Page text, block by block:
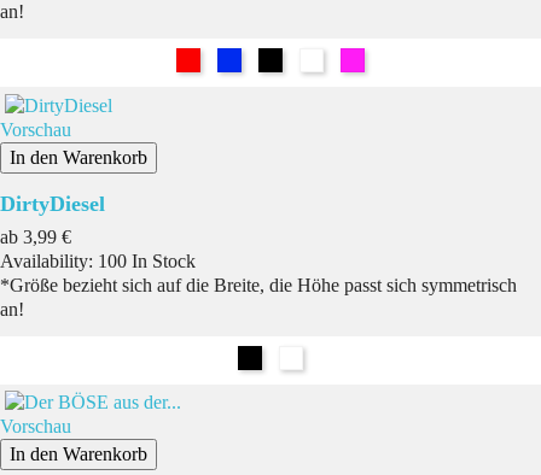
an!
Vorschau
In den Warenkorb
DirtyDiesel
ab Preis
3,99 €
Availability: 100 In Stock
*Größe bezieht sich auf die Breite, die Höhe passt sich symmetrisch
an!
Vorschau
In den Warenkorb